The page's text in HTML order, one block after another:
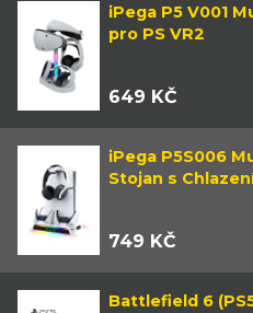
iPega P5 V001
pro PS VR2
649 KČ
iPega P5S006
Stojan s
749 KČ
Battlefield 6